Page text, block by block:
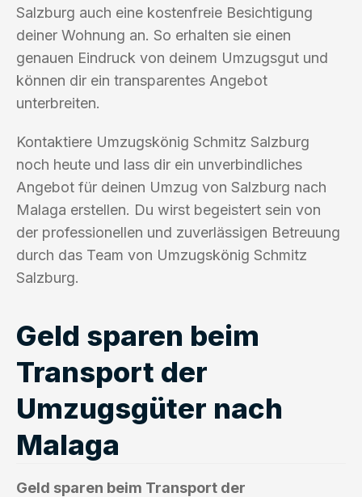
Salzburg auch eine kostenfreie Besichtigung
deiner Wohnung an. So erhalten sie einen
genauen Eindruck von deinem Umzugsgut und
können dir ein transparentes Angebot
unterbreiten.
Kontaktiere Umzugskönig Schmitz Salzburg
noch heute und lass dir ein unverbindliches
Angebot für deinen Umzug von Salzburg nach
Malaga erstellen. Du wirst begeistert sein von
der professionellen und zuverlässigen Betreuung
durch das Team von Umzugskönig Schmitz
Salzburg.
Geld sparen beim
Transport der
Umzugsgüter nach
Malaga
Geld sparen beim Transport der